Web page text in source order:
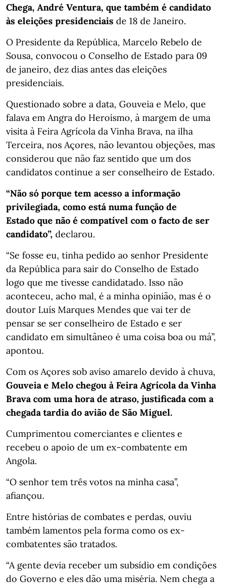
Chega, André Ventura, que também é candidato
às eleições presidenciais de 18 de Janeiro.
O Presidente da República, Marcelo Rebelo de
Sousa, convocou o Conselho de Estado para 09
de janeiro, dez dias antes das eleições
presidenciais.
Questionado sobre a data, Gouveia e Melo, que
falava em Angra do Heroísmo, à margem de uma
visita à Feira Agrícola da Vinha Brava, na ilha
Terceira, nos Açores, não levantou objeções, mas
considerou que não faz sentido que um dos
candidatos continue a ser conselheiro de Estado.
“Não só porque tem acesso a informação
privilegiada, como está numa função de
Estado que não é compatível com o facto de ser
candidato”, declarou.
“Se fosse eu, tinha pedido ao senhor Presidente
da República para sair do Conselho de Estado
logo que me tivesse candidatado. Isso não
aconteceu, acho mal, é a minha opinião, mas é o
doutor Luís Marques Mendes que vai ter de
pensar se ser conselheiro de Estado e ser
candidato em simultâneo é uma coisa boa ou má”,
apontou.
Com os Açores sob aviso amarelo devido à chuva,
Gouveia e Melo chegou à Feira Agrícola da Vinha
Brava com uma hora de atraso, justificada com a
chegada tardia do avião de São Miguel.
Cumprimentou comerciantes e clientes e
recebeu o apoio de um ex-combatente em
Angola.
“O senhor tem três votos na minha casa”,
afiançou.
Entre histórias de combates e perdas, ouviu
também lamentos pela forma como os ex-
combatentes são tratados.
“A gente devia receber um subsídio em condições
do Governo e eles dão uma miséria. Nem chega a